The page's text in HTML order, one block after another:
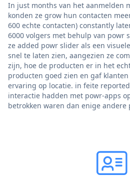
In just months van het aanmelden
konden ze grow hun contacten
600 echte contacten) constantly
6000 volgers met behulp van powr
ze added powr slider als een
snel te laten zien, aangezien ze
zijn, hoe de producten er in het
producten goed zien en gaf
ervaring op locatie. in feite
interactie hadden met powr-apps
betrokken waren dan enige andere